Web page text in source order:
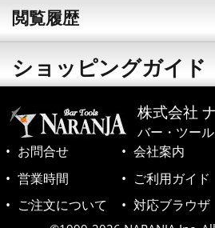
閲覧履歴
ショッピングガイド
株式会社
バー・ツー
お問合せ
会社案内
営業時間
ご利用ガイド
ご注文について
対応ブラウザ